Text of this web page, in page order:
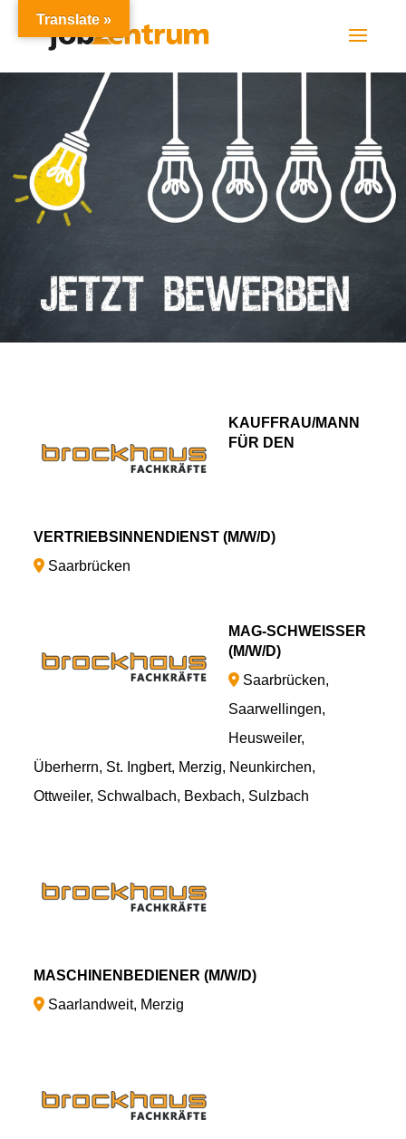
KAUFFRAU/MANN
FÜR DEN
VERTRIEBSINNENDIENST (M/W/D)
Saarbrücken
MAG-SCHWEISSER (
M/W/D)
Saarbrücken,
Saarwellingen,
Heusweiler,
Überherrn, St. Ingbert, Merzig, Neunkirchen,
Ottweiler, Schwalbach, Bexbach, Sulzbach
MASCHINENBEDIENER (M/W/D)
Saarlandweit, Merzig
Translate »